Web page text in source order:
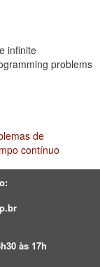
infinite
problems
de
contínuo
às 17h